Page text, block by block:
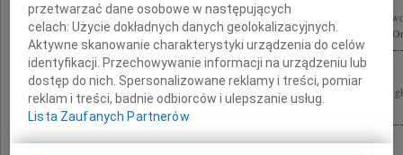
Z głębokim smutkiem żegnamy Mariusza Handzlika wspaniałego Dyplomatę
Konsultacyjengo Prezydentów Polski i Litwy Kawalera Krzyża Komandorskiego
Jasiowi, Iwonce, Julce i Ich Mamie, Mamie Mariusza i Siostrze z Rodziną wyrazy
powodu tragicznej śmierci w katastrofie lotniczej pod Smoleńskiem Mariusza...
przetwarzać dane osobowe w następujących
celach:Użycie dokładnych danych geolokalizacyjnych.
Aktywne skanowanie charakterystyki urządzenia do celów
identyfikacji. Przechowywanie informacji na urządzeniu lub
dostęp do nich. Spersonalizowane reklamy i treści, pomiar
reklam i treści, badnie odbiorców i ulepszanie usług.
Lista Zaufanych Partnerów